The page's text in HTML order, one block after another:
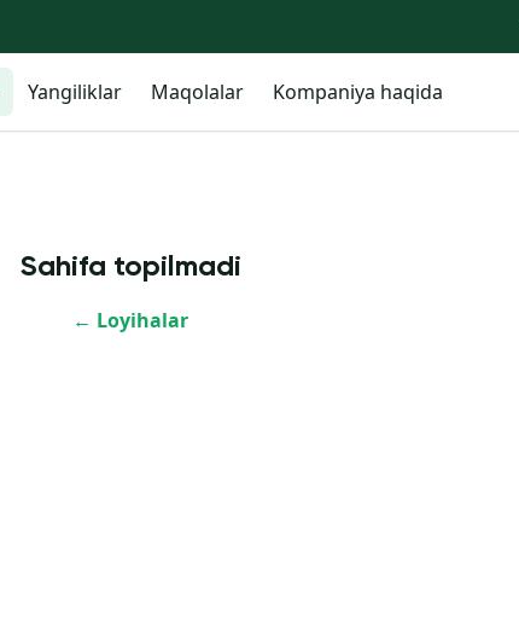
Yangiliklar Maqolalar Kompaniya haqida
Sahifa topilmadi
← Loyihalar